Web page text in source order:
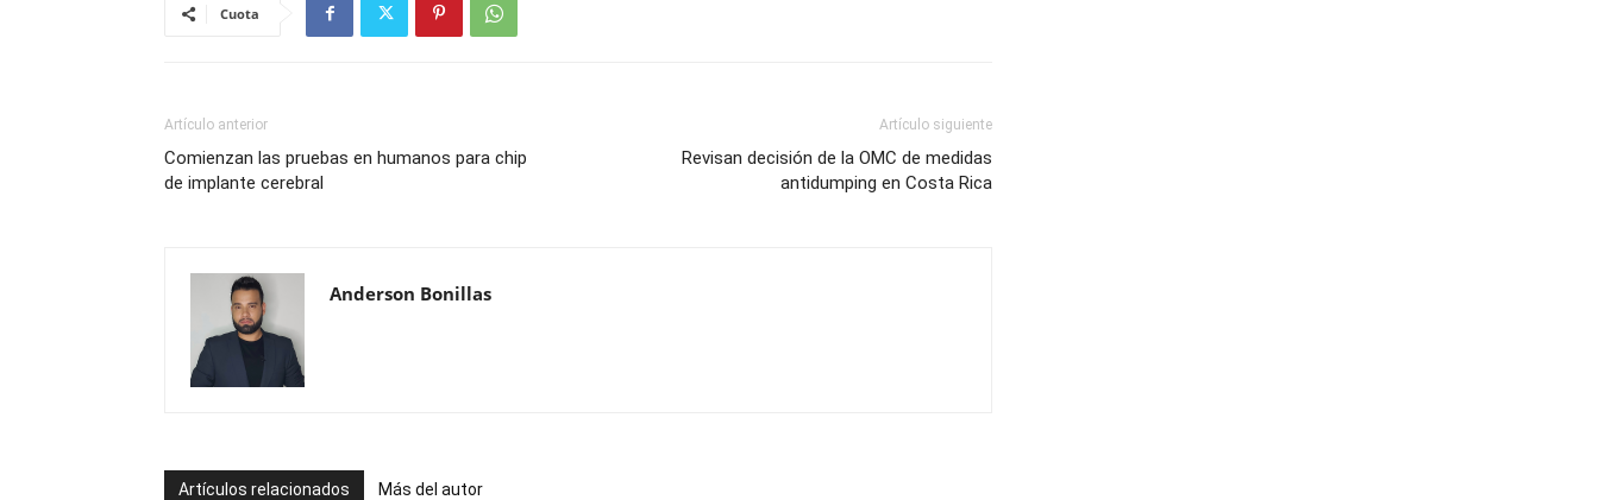
Cuota
Artículo anterior
Comienzan las pruebas en humanos para chip
de implante cerebral
Artículo siguiente
Revisan decisión de la OMC de medidas
antidumping en Costa Rica
Anderson Bonillas
Artículos relacionados Más del autor